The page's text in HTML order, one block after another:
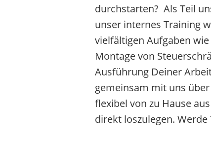
durchstarten? Als Teil
unser internes Training
vielfältigen Aufgaben
Montage von
Ausführung Deiner
gemeinsam mit uns
flexibel von zu Hause
direkt loszulegen.